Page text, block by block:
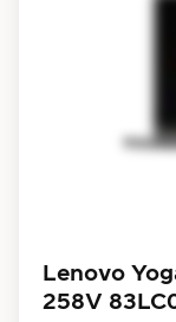
Lenovo
258V